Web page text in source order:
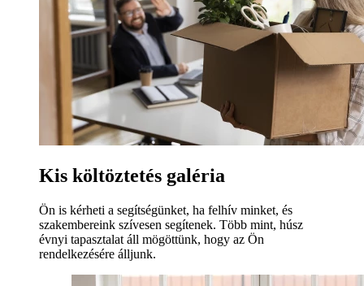
Kis költöztetés galéria
Ön is kérheti a segítségünket, ha felhív minket, és
szakembereink szívesen segítenek. Több mint, húsz
évnyi tapasztalat áll mögöttünk, hogy az Ön
rendelkezésére álljunk.